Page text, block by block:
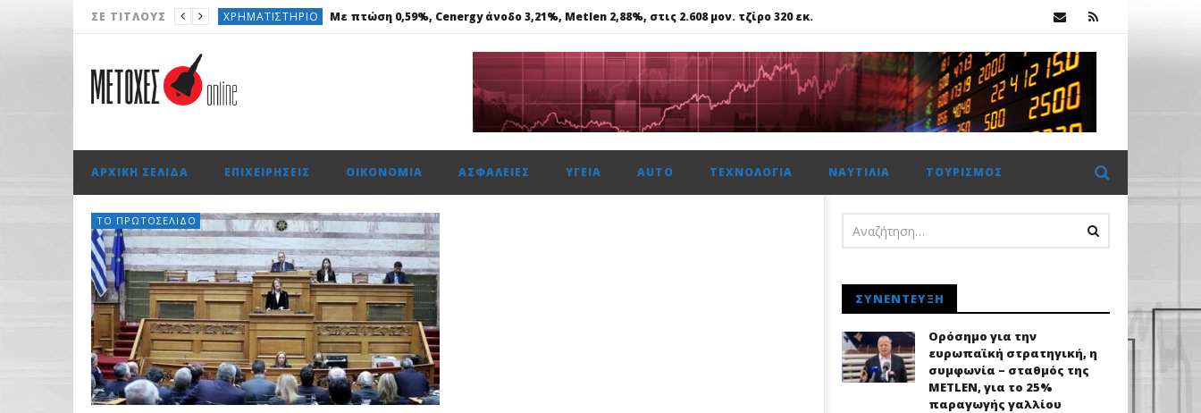
ΣΕ ΤΊΤΛΟΥΣ ΧΡΗΜΑΤΙΣΤΉΡΙΟ Με πτώση 0,59%, Cenergy άνοδο 3,21%, Metlen 2,88%, στις 2.608 μον. τζίρο 320 εκ.
ΑΓΟΡΈΣ ΟΤΕ: Για 18η συνεχόμενη χρονιά, στους δείκτες FTSE4Good
ΤΟ ΠΡΩΤΟΣΈΛΙΔΟ Με επαναλαμβανόμενα λειτουργικά κέρδη €53,6 εκατ. και νέες εκταμιεύσεις €2 δισ. η CrediaBank
ΑΡΧΙΚΉ ΣΕΛΊΔΑ ΕΠΙΧΕΙΡΉΣΕΙΣ ΟΙΚΟΝΟΜΊΑ ΑΣΦΆΛΕΙΕΣ ΥΓΕΊΑ AUTO ΤΕΧΝΟΛΟΓΊΑ ΝΑΥΤΙΛΊΑ ΤΟΥΡΙΣΜΌΣ
ΤΟ ΠΡΩΤΟΣΈΛΙΔΟ
ΣΥΝΈΝΤΕΥΞΗ
Ορόσημο για την
ευρωπαϊκή στρατηγική, η
συμφωνία – σταθμός της
METLEN, για το 25%
παραγωγής γαλλίου